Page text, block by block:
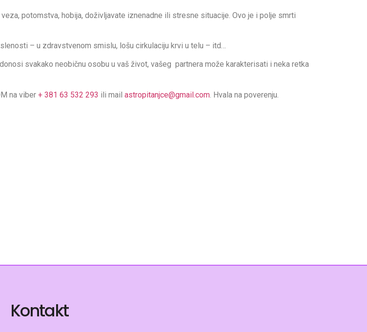
potomstva, hobija, doživljavate iznenadne ili stresne situacije. Ovo je i polje smrti
– u zdravstvenom smislu, lošu cirkulaciju krvi u telu – itd…
svakako neobičnu osobu u vaš život, vašeg partnera može karakterisati i neka retka
na viber + 381 63 532 293 ili mail astropitanjce@gmail.com . Hvala na poverenju.
Kontakt